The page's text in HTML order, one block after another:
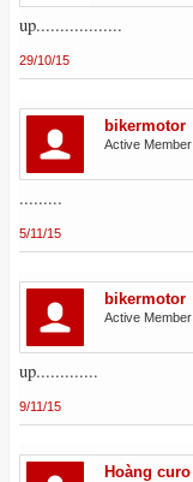
up..................
29/10/15
bikermotor
Active Member
.........
5/11/15
bikermotor
Active Member
up.............
9/11/15
Hoàng curo